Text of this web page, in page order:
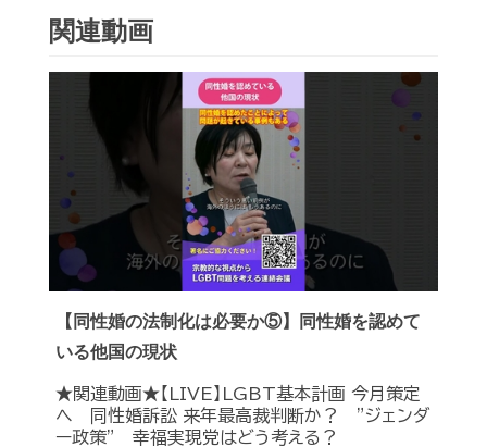
関連動画
【同性婚の法制化は必要か⑤】同性婚を認めて
いる他国の現状
★関連動画★【LIVE】LGBT基本計画 今月策定
へ 同性婚訴訟 来年最高裁判断か？ ”ジェンダ
ー政策” 幸福実現党はどう考える？